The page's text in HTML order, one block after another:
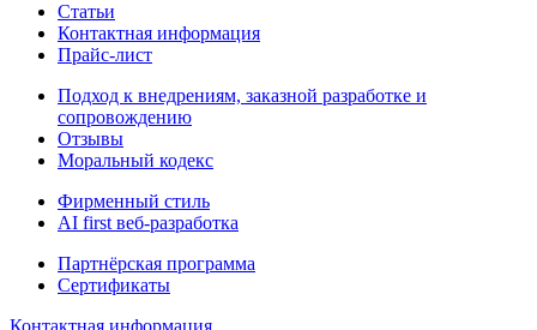
Статьи
Контактная информация
Прайс-лист
Подход к внедрениям, заказной разработке и
сопровождению
Отзывы
Моральный кодекс
Фирменный стиль
AI first веб-разработка
Партнёрская программа
Сертификаты
Контактная информация